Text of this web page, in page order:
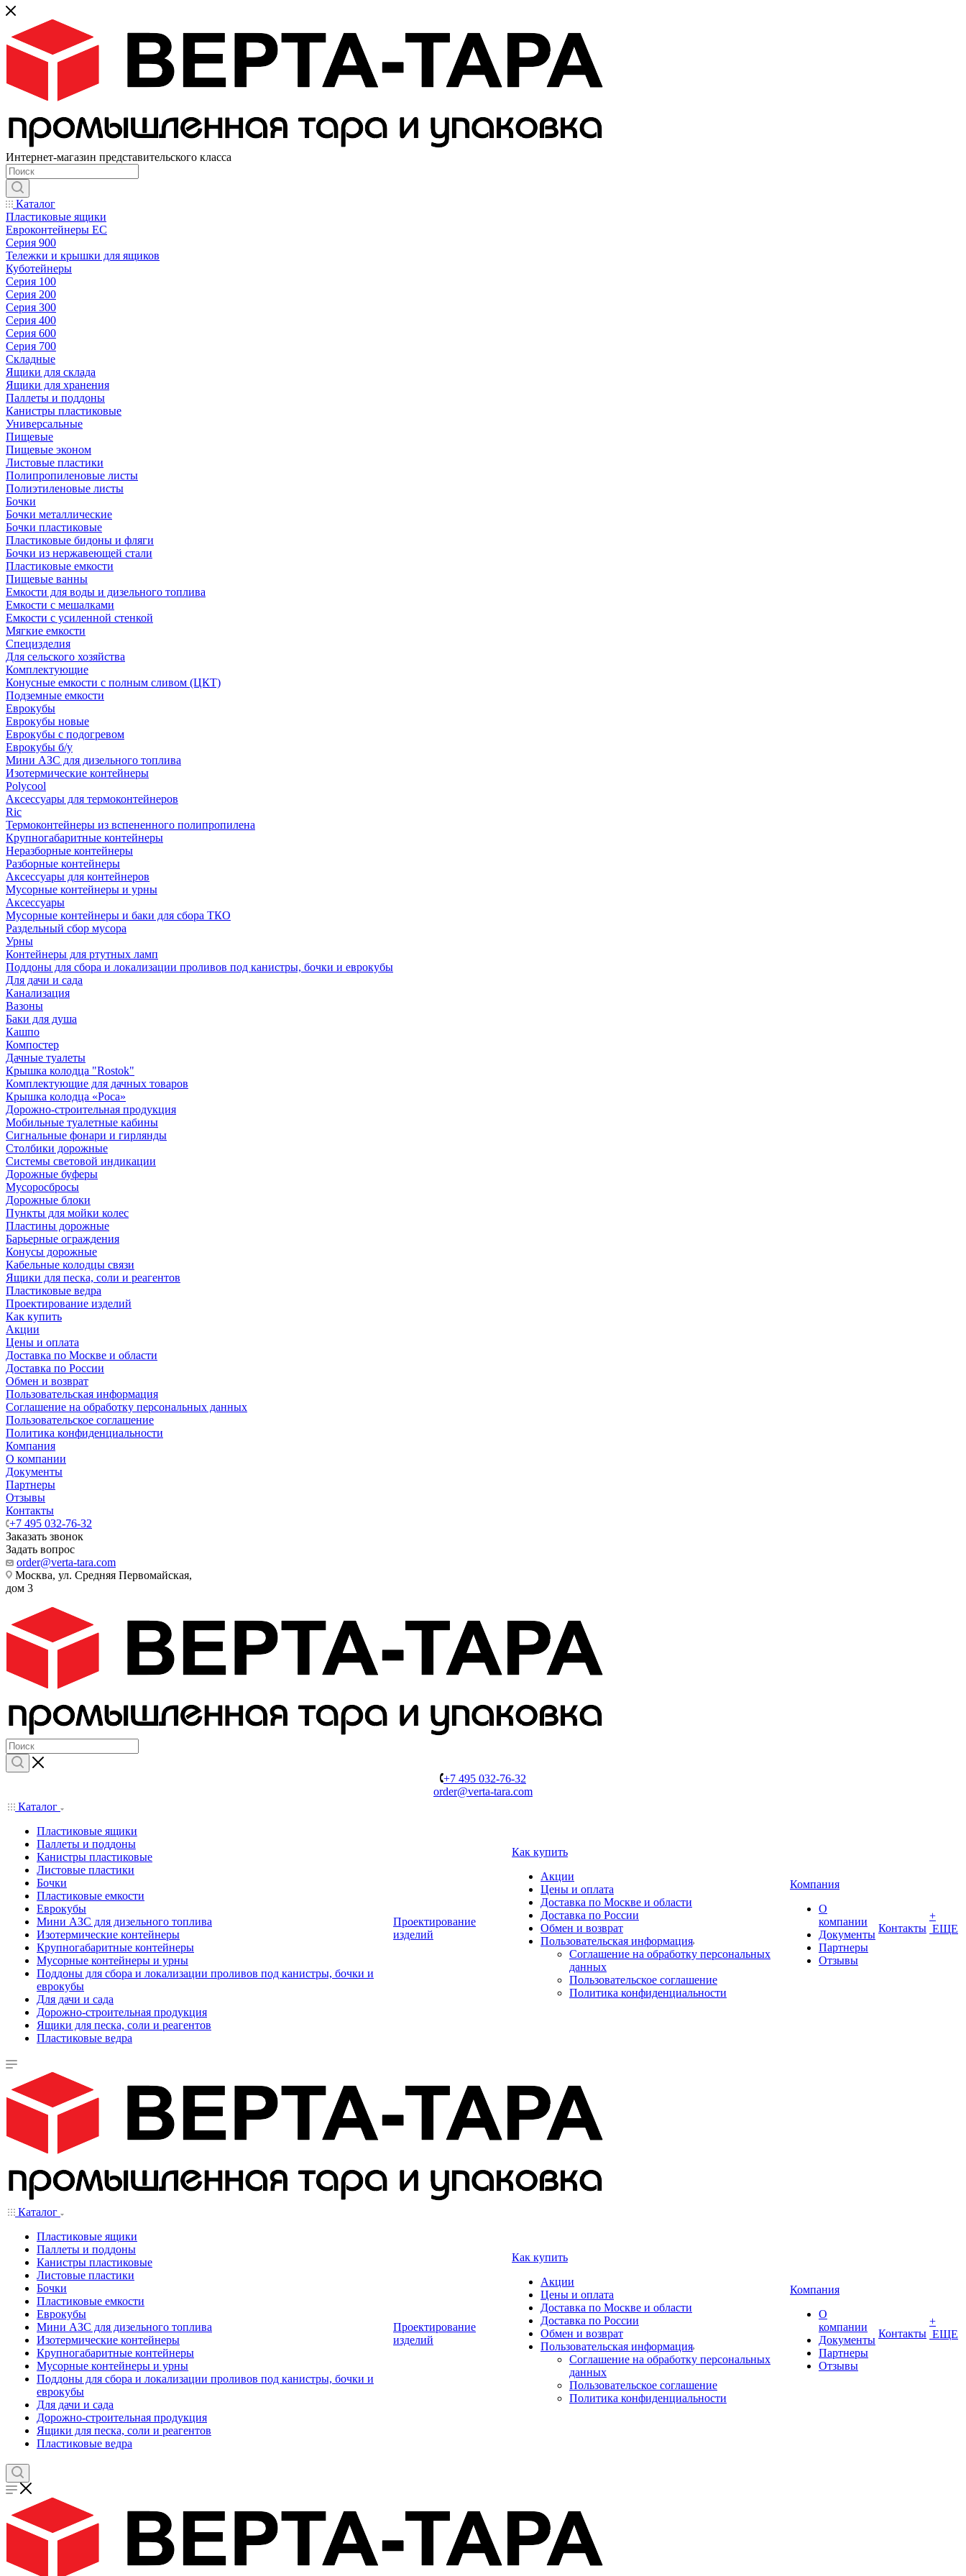
Интернет-магазин представительского класса
Каталог
Пластиковые ящики
Евроконтейнеры ЕС
Серия 900
Тележки и крышки для ящиков
Куботейнеры
Серия 100
Серия 200
Серия 300
Серия 400
Серия 600
Серия 700
Складные
Ящики для склада
Ящики для хранения
Паллеты и поддоны
Канистры пластиковые
Универсальные
Пищевые
Пищевые эконом
Листовые пластики
Полипропиленовые листы
Полиэтиленовые листы
Бочки
Бочки металлические
Бочки пластиковые
Пластиковые бидоны и фляги
Бочки из нержавеющей стали
Пластиковые емкости
Пищевые ванны
Емкости для воды и дизельного топлива
Емкости с мешалками
Емкости с усиленной стенкой
Мягкие емкости
Специзделия
Для сельского хозяйства
Комплектующие
Конусные емкости с полным сливом (ЦКТ)
Подземные емкости
Еврокубы
Еврокубы новые
Еврокубы с подогревом
Еврокубы б/у
Мини АЗС для дизельного топлива
Изотермические контейнеры
Polycool
Аксессуары для термоконтейнеров
Ric
Термоконтейнеры из вспененного полипропилена
Крупногабаритные контейнеры
Неразборные контейнеры
Разборные контейнеры
Аксессуары для контейнеров
Мусорные контейнеры и урны
Аксессуары
Мусорные контейнеры и баки для сбора ТКО
Раздельный сбор мусора
Урны
Контейнеры для ртутных ламп
Поддоны для сбора и локализации проливов под канистры, бочки и еврокубы
Для дачи и сада
Канализация
Вазоны
Баки для душа
Кашпо
Компостер
Дачные туалеты
Крышка колодца "Rostok"
Комплектующие для дачных товаров
Крышка колодца «Роса»
Дорожно-строительная продукция
Мобильные туалетные кабины
Сигнальные фонари и гирлянды
Столбики дорожные
Системы световой индикации
Дорожные буферы
Мусоросбросы
Дорожные блоки
Пункты для мойки колес
Пластины дорожные
Барьерные ограждения
Конусы дорожные
Кабельные колодцы связи
Ящики для песка, соли и реагентов
Пластиковые ведра
Проектирование изделий
Как купить
Акции
Цены и оплата
Доставка по Москве и области
Доставка по России
Обмен и возврат
Пользовательская информация
Соглашение на обработку персональных данных
Пользовательское соглашение
Политика конфиденциальности
Компания
О компании
Документы
Партнеры
Отзывы
Контакты
+7 495 032-76-32
Заказать звонок
Задать вопрос
order@verta-tara.com
Москва, ул. Средняя Первомайская,
дом 3
+7 495 032-76-32
order@verta-tara.com
Каталог
Пластиковые ящики
Паллеты и поддоны
Канистры пластиковые
Листовые пластики
Бочки
Пластиковые емкости
Еврокубы
Мини АЗС для дизельного топлива
Изотермические контейнеры
Крупногабаритные контейнеры
Мусорные контейнеры и урны
Поддоны для сбора и локализации проливов под канистры, бочки и
еврокубы
Для дачи и сада
Дорожно-строительная продукция
Ящики для песка, соли и реагентов
Пластиковые ведра
Проектирование
изделий
Как купить
Акции
Цены и оплата
Доставка по Москве и области
Доставка по России
Обмен и возврат
Пользовательская информация
Соглашение на обработку персональных
данных
Пользовательское соглашение
Политика конфиденциальности
Компания
О
компании
Документы
Партнеры
Отзывы
Контакты
+
ЕЩЕ
Каталог
Пластиковые ящики
Паллеты и поддоны
Канистры пластиковые
Листовые пластики
Бочки
Пластиковые емкости
Еврокубы
Мини АЗС для дизельного топлива
Изотермические контейнеры
Крупногабаритные контейнеры
Мусорные контейнеры и урны
Поддоны для сбора и локализации проливов под канистры, бочки и
еврокубы
Для дачи и сада
Дорожно-строительная продукция
Ящики для песка, соли и реагентов
Пластиковые ведра
Проектирование
изделий
Как купить
Акции
Цены и оплата
Доставка по Москве и области
Доставка по России
Обмен и возврат
Пользовательская информация
Соглашение на обработку персональных
данных
Пользовательское соглашение
Политика конфиденциальности
Компания
О
компании
Документы
Партнеры
Отзывы
Контакты
+
ЕЩЕ